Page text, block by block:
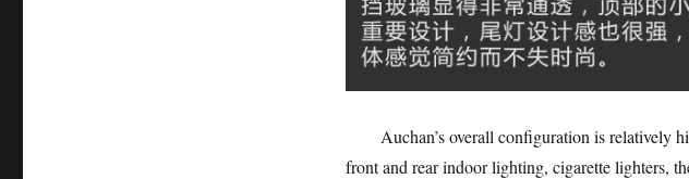
Auchan’s overall configuration is relatively
front and rear indoor lighting, cigarette lighters,